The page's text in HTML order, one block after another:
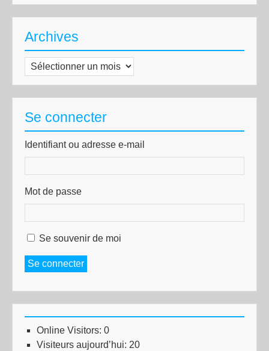
Archives
Archives
Se connecter
Identifiant ou adresse e-mail
Mot de passe
Se souvenir de moi
Se connecter
Online Visitors: 0
Visiteurs aujourd’hui: 20